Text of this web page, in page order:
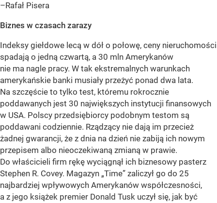
–Rafał Pisera
Biznes w czasach zarazy
Indeksy giełdowe lecą w dół o połowę, ceny nieruchomości
spadają o jedną czwartą, a 30 mln Amerykanów
nie ma nagle pracy. W tak ekstremalnych warunkach
amerykańskie banki musiały przeżyć ponad dwa lata.
Na szczęście to tylko test, któremu rokrocznie
poddawanych jest 30 największych instytucji finansowych
w USA. Polscy przedsiębiorcy podobnym testom są
poddawani codziennie. Rządzący nie dają im przecież
żadnej gwarancji, że z dnia na dzień nie zabiją ich nowym
przepisem albo nieoczekiwaną zmianą w prawie.
Do właścicieli firm rękę wyciągnął ich biznesowy pasterz
Stephen R. Covey. Magazyn „Time” zaliczył go do 25
najbardziej wpływowych Amerykanów współczesności,
a z jego książek premier Donald Tusk uczył się, jak być